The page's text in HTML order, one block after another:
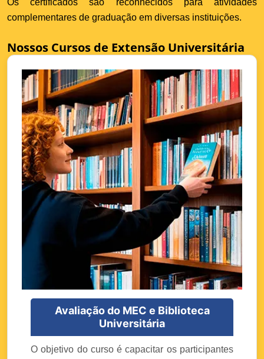
Os certificados são reconhecidos para atividades
complementares de graduação em diversas instituições.
Nossos Cursos de Extensão Universitária
Avaliação do MEC e Biblioteca
Universitária
O objetivo do curso é capacitar os participantes